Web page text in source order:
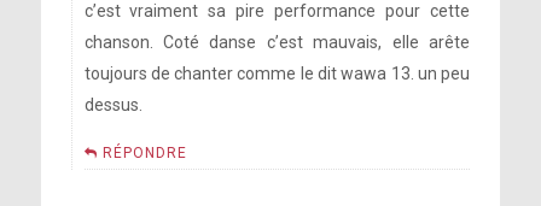
c’est vraiment sa pire performance pour cette
chanson. Coté danse c’est mauvais, elle arête
toujours de chanter comme le dit wawa 13. un peu
dessus.
RÉPONDRE